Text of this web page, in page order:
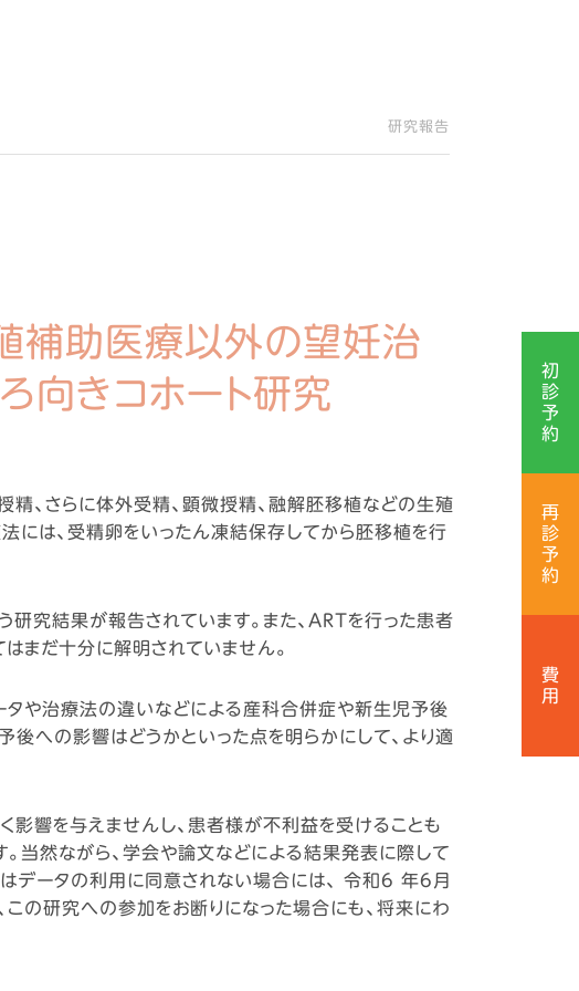
研究報告
補助医療以外の望妊治
向きコホート研究
、さらに体外受精、顕微授精、融解胚移植などの生殖
は、受精卵をいったん凍結保存してから胚移植を行
究結果が報告されています。また、ARTを行った患者
まだ十分に解明されていません。
タや治療法の違いなどによる産科合併症や新生児予後
への影響はどうかといった点を明らかにして、より適
影響を与えませんし、患者様が不利益を受けることも
当然ながら、学会や論文などによる結果発表に際して
データの利用に同意されない場合には、 令和6 年6月
の研究への参加をお断りになった場合にも、将来にわ
初
診
予
約
再
診
予
約
費
用